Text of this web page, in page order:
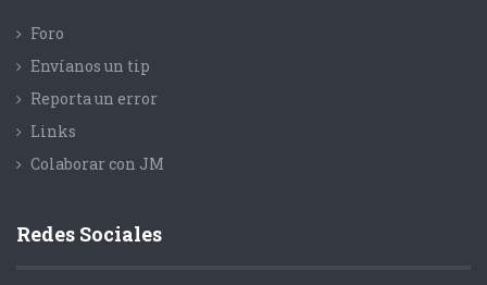
Foro
Envíanos un tip
Reporta un error
Links
Colaborar con JM
Redes Sociales